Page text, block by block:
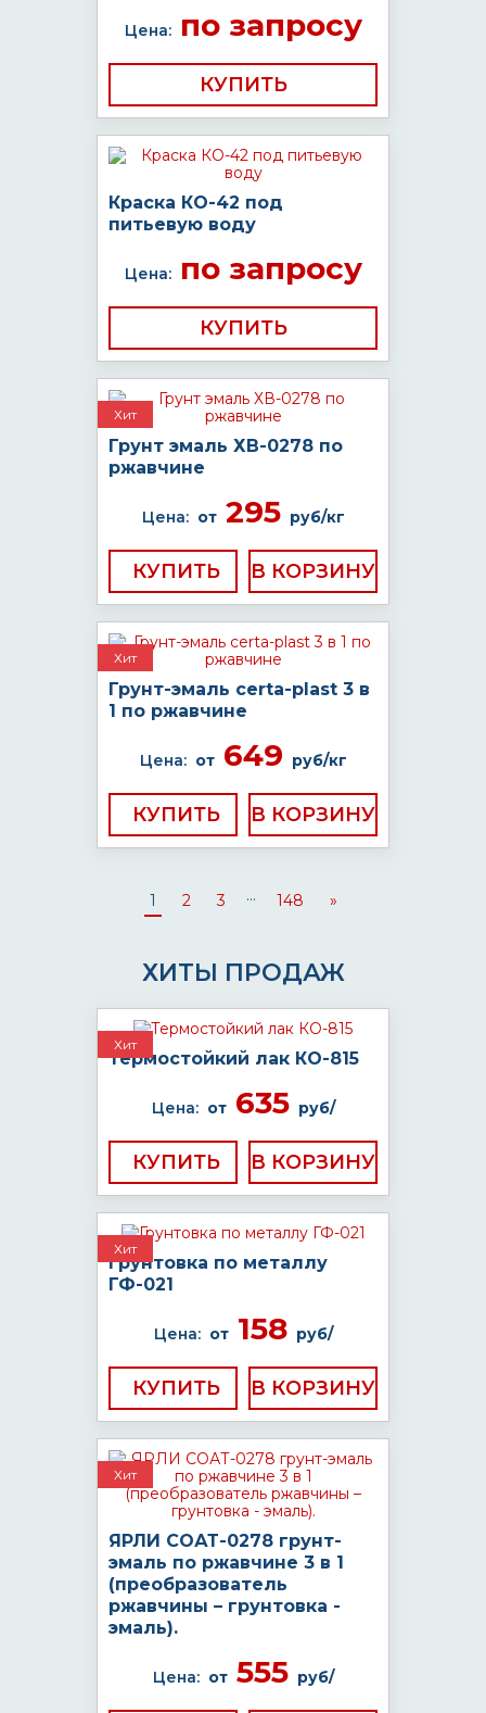
Цена:по запросу
КУПИТЬ
Краска КО-42 под
питьевую воду
Цена:по запросу
КУПИТЬ
Хит
Грунт эмаль ХВ-0278 по
ржавчине
Цена: от295 руб/кг
КУПИТЬ
Хит
Грунт-эмаль certa-plast 3 в
1 по ржавчине
Цена: от649 руб/кг
КУПИТЬ
1 2 3 ... 148 »
ХИТЫ ПРОДАЖ
Хит
Термостойкий лак КО-815
Цена: от635 руб/
КУПИТЬ
Хит
Грунтовка по металлу
ГФ-021
Цена: от158 руб/
КУПИТЬ
Хит
ЯРЛИ СОАТ-0278 грунт-
эмаль по ржавчине 3 в 1
(преобразователь
ржавчины – грунтовка -
эмаль).
Цена: от555 руб/